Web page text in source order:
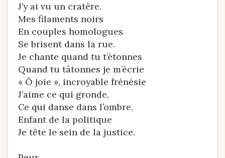
J’y ai vu un cratère.
Mes filaments noirs
En couples homologues
Se brisent dans la rue.
Je chante quand tu t’étonnes
Quand tu tâtonnes je m’écrie
« Ô joie », incroyable frénésie
J’aime ce qui gronde,
Ce qui danse dans l’ombre,
Enfant de la politique
Je tête le sein de la justice.